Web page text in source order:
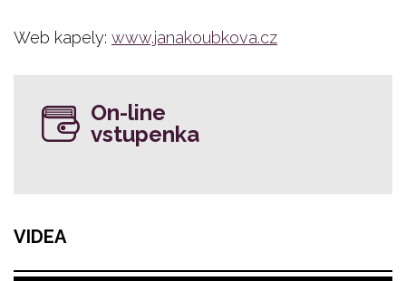
Web kapely: www.janakoubkova.cz
On-line
vstupenka
VIDEA